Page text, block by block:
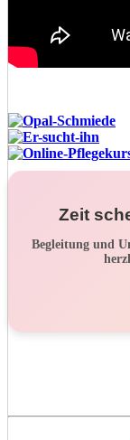
Zeit
Begleitung und